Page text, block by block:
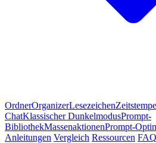
OrdnerOrganizerLesezeichen
ChatKlassischer DunkelmodusPrompt-
BibliothekMassenaktionenPrompt-
Anleitungen Vergleich Ressourcen FAQ